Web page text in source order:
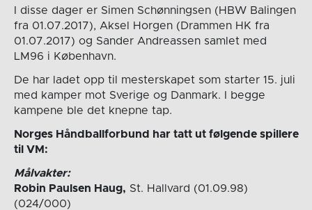
I disse dager er Simen Schønningsen (HBW Balingen
fra 01.07.2017), Aksel Horgen (Drammen HK fra
01.07.2017) og Sander Andreassen samlet med
LM96 i København.
De har ladet opp til mesterskapet som starter 15. juli
med kamper mot Sverige og Danmark. I begge
kampene ble det knepne tap.
Norges Håndballforbund har tatt ut følgende spillere
til VM:
Målvakter:
Robin Paulsen Haug, St. Hallvard (01.09.98)
(024/000)